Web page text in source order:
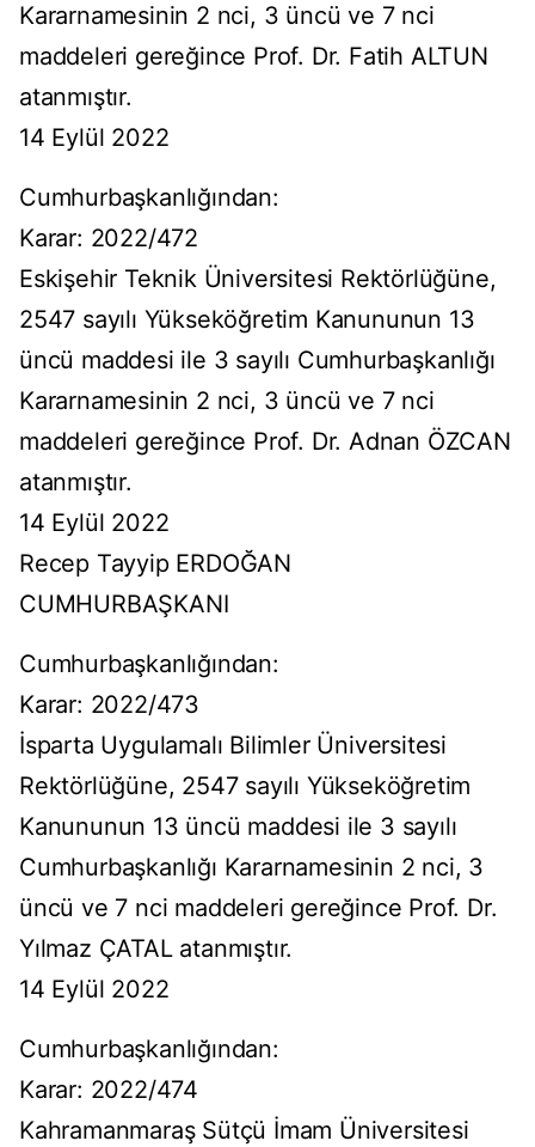
Kararnamesinin 2 nci, 3 üncü ve 7 nci
maddeleri gereğince Prof. Dr. Fatih ALTUN
atanmıştır.
14 Eylül 2022
Cumhurbaşkanlığından:
Karar: 2022/472
Eskişehir Teknik Üniversitesi Rektörlüğüne,
2547 sayılı Yükseköğretim Kanununun 13
üncü maddesi ile 3 sayılı Cumhurbaşkanlığı
Kararnamesinin 2 nci, 3 üncü ve 7 nci
maddeleri gereğince Prof. Dr. Adnan ÖZCAN
atanmıştır.
14 Eylül 2022
Recep Tayyip ERDOĞAN
CUMHURBAŞKANI
Cumhurbaşkanlığından:
Karar: 2022/473
İsparta Uygulamalı Bilimler Üniversitesi
Rektörlüğüne, 2547 sayılı Yükseköğretim
Kanununun 13 üncü maddesi ile 3 sayılı
Cumhurbaşkanlığı Kararnamesinin 2 nci, 3
üncü ve 7 nci maddeleri gereğince Prof. Dr.
Yılmaz ÇATAL atanmıştır.
14 Eylül 2022
Cumhurbaşkanlığından:
Karar: 2022/474
Kahramanmaraş Sütçü İmam Üniversitesi